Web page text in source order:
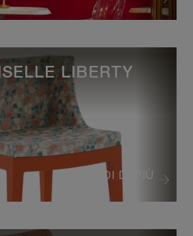
VEDI DI PIÙ
LIBERTY